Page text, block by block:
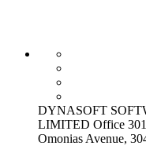
DYNASOFT
LIMITED Office
Omonias Avenue,